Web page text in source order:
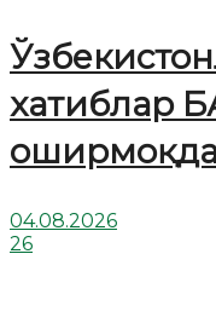
хатиблар
04.08.2026
26